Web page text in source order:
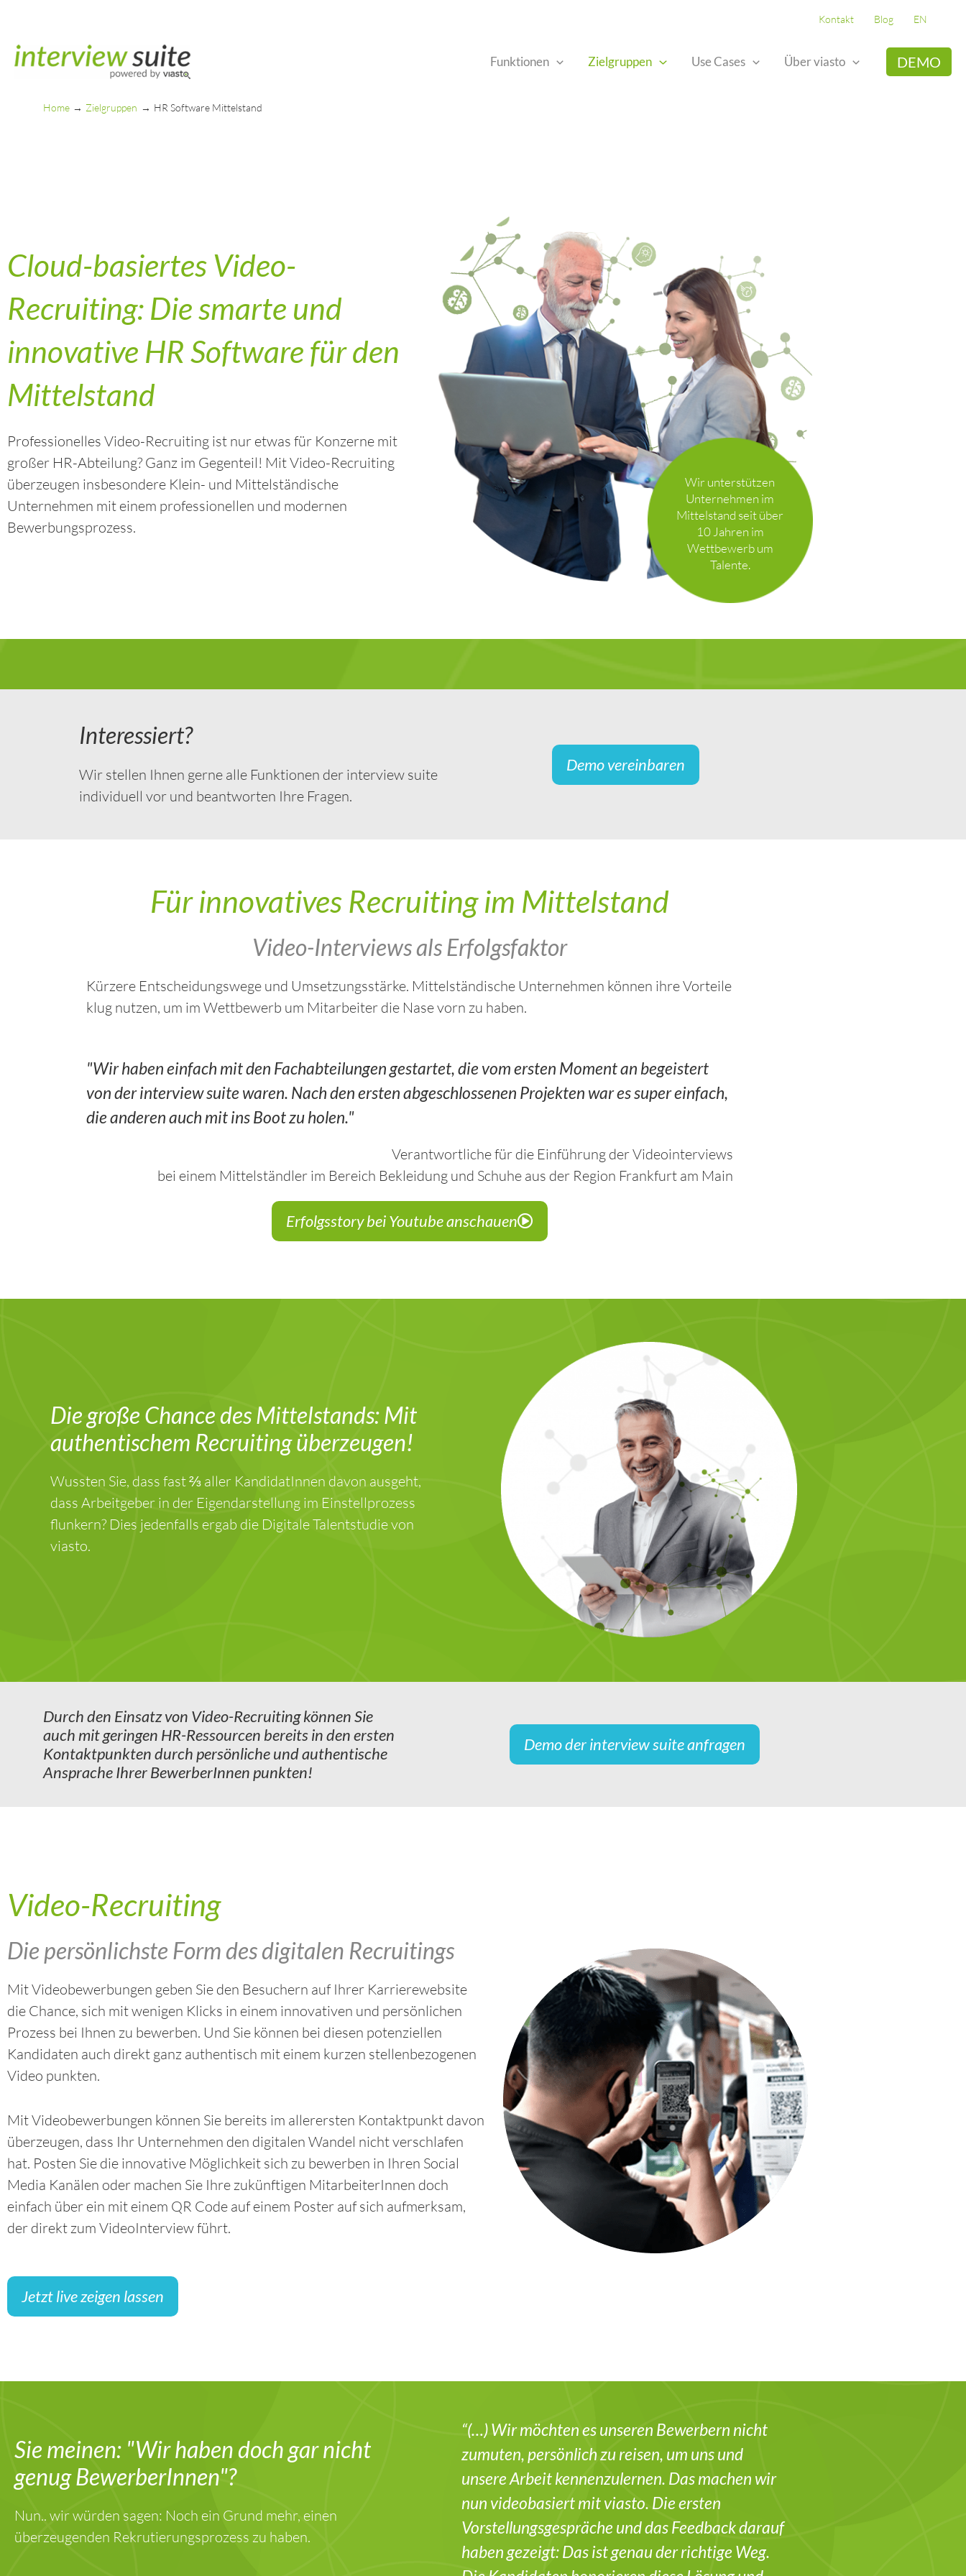
content
Kontakt Blog EN
Funktionen Zielgruppen Use Cases Über viasto DEMO
Home Zielgruppen HR Software Mittelstand
Cloud-basiertes Video-
Recruiting: Die smarte und
innovative HR Software für den
Mittelstand
Professionelles Video-Recruiting ist nur etwas für Konzerne mit
großer HR-Abteilung? Ganz im Gegenteil! Mit Video-Recruiting
überzeugen insbesondere Klein- und Mittelständische
Unternehmen mit einem professionellen und modernen
Bewerbungsprozess.
Wir unterstützen
Unternehmen im
Mittelstand seit über
10 Jahren im
Wettbewerb um
Talente.
Interessiert?
Wir stellen Ihnen gerne alle Funktionen der interview suite
individuell vor und beantworten Ihre Fragen.
Demo vereinbaren
Für innovatives Recruiting im Mittelstand
Video-Interviews als Erfolgsfaktor
Kürzere Entscheidungswege und Umsetzungsstärke. Mittelständische Unternehmen können ihre Vorteile
klug nutzen, um im Wettbewerb um Mitarbeiter die Nase vorn zu haben.
"Wir haben einfach mit den Fachabteilungen gestartet, die vom ersten Moment an begeistert
von der interview suite waren. Nach den ersten abgeschlossenen Projekten war es super einfach,
die anderen auch mit ins Boot zu holen."
Verantwortliche für die Einführung der Videointerviews
bei einem Mittelständler im Bereich Bekleidung und Schuhe aus der Region Frankfurt am Main
Erfolgsstory bei Youtube anschauen
Die große Chance des Mittelstands: Mit
authentischem Recruiting überzeugen!
Wussten Sie, dass fast ⅔ aller KandidatInnen davon ausgeht,
dass Arbeitgeber in der Eigendarstellung im Einstellprozess
flunkern? Dies jedenfalls ergab die Digitale Talentstudie von
viasto.
Durch den Einsatz von Video-Recruiting können Sie
auch mit geringen HR-Ressourcen bereits in den ersten
Kontaktpunkten durch persönliche und authentische
Ansprache Ihrer BewerberInnen punkten!
Demo der interview suite anfragen
Video-Recruiting
Die persönlichste Form des digitalen Recruitings
Mit Videobewerbungen geben Sie den Besuchern auf Ihrer Karrierewebsite
die Chance, sich mit wenigen Klicks in einem innovativen und persönlichen
Prozess bei Ihnen zu bewerben. Und Sie können bei diesen potenziellen
Kandidaten auch direkt ganz authentisch mit einem kurzen stellenbezogenen
Video punkten.
Mit Videobewerbungen können Sie bereits im allerersten Kontaktpunkt davon
überzeugen, dass Ihr Unternehmen den digitalen Wandel nicht verschlafen
hat. Posten Sie die innovative Möglichkeit sich zu bewerben in Ihren Social
Media Kanälen oder machen Sie Ihre zukünftigen MitarbeiterInnen doch
einfach über ein mit einem QR Code auf einem Poster auf sich aufmerksam,
der direkt zum VideoInterview führt.
Jetzt live zeigen lassen
Sie meinen: "Wir haben doch gar nicht
genug BewerberInnen"?
Nun.. wir würden sagen: Noch ein Grund mehr, einen
überzeugenden Rekrutierungsprozess zu haben.
“(…) Wir möchten es unseren Bewerbern nicht
zumuten, persönlich zu reisen, um uns und
unsere Arbeit kennenzulernen. Das machen wir
nun videobasiert mit viasto. Die ersten
Vorstellungsgespräche und das Feedback darauf
haben gezeigt: Das ist genau der richtige Weg.